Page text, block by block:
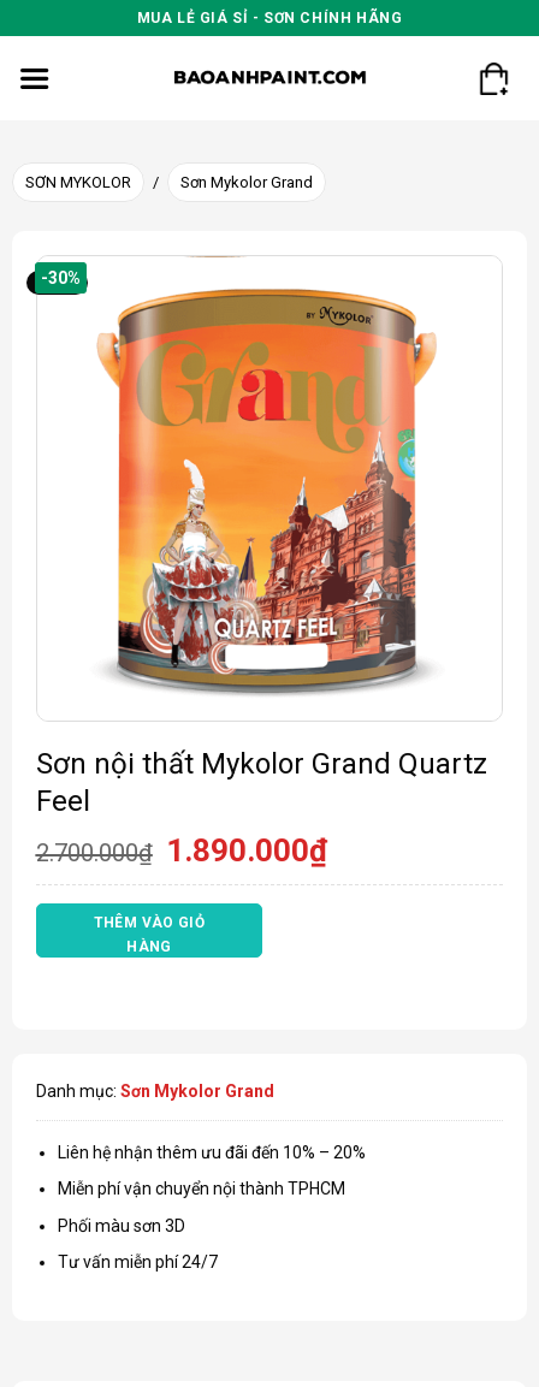
to
content
MUA LẺ GIÁ SỈ - SƠN CHÍNH HÃNG
SƠN MYKOLOR / Sơn Mykolor Grand
-30%
Sơn nội thất Mykolor Grand Quartz
Feel
2.700.000₫ Giá
gốc
là:
2.700.000₫.
1.890.000₫Giá
hiện
tại
THÊM VÀO GIỎ
HÀNG
Danh mục: Sơn Mykolor Grand
Liên hệ nhận thêm ưu đãi đến 10% – 20%
Miễn phí vận chuyển nội thành TPHCM
Phối màu sơn 3D
Tư vấn miễn phí 24/7